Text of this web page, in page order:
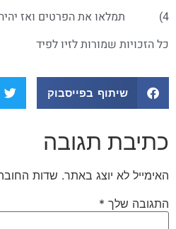
4) תמלאו את הפרטים ואז יהיה לכם אתר
כל הזכויות שמורות לזיו לפיד
שיתוף בפייסבוק
כתיבת תגובה
האימייל לא יוצג באתר. שדות
התגובה שלך *